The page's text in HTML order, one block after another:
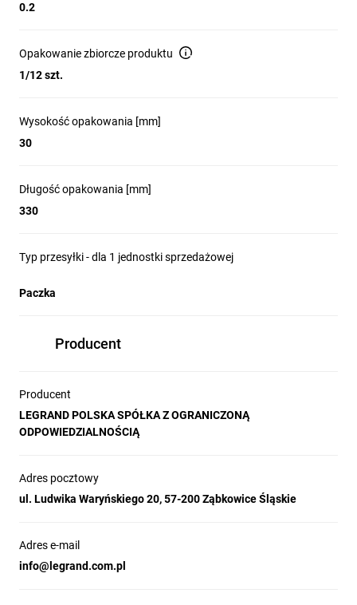
0.2
Opakowanie zbiorcze produktu
1/12 szt.
Wysokość opakowania [mm]
30
Długość opakowania [mm]
330
Typ przesyłki - dla 1 jednostki sprzedażowej
Paczka
Producent
Producent
LEGRAND POLSKA SPÓŁKA Z OGRANICZONĄ
ODPOWIEDZIALNOŚCIĄ
Adres pocztowy
ul. Ludwika Waryńskiego 20, 57-200 Ząbkowice Śląskie
Adres e-mail
info@legrand.com.pl